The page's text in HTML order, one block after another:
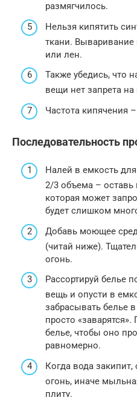
размягчилось.
Нельзя кипятить
ткани.
или лен.
Также убедись, что
вещи нет запрета
Частота кипячения
Последовательность
Налей в емкость
2/3 объема –
которая может
будет слишком
Добавь моющее
(читай ниже).
огонь.
Рассортируй белье
вещь и опусти в
забрасывать белье
просто
белье, чтобы оно
равномерно.
Когда вода
огонь, иначе
плиту.